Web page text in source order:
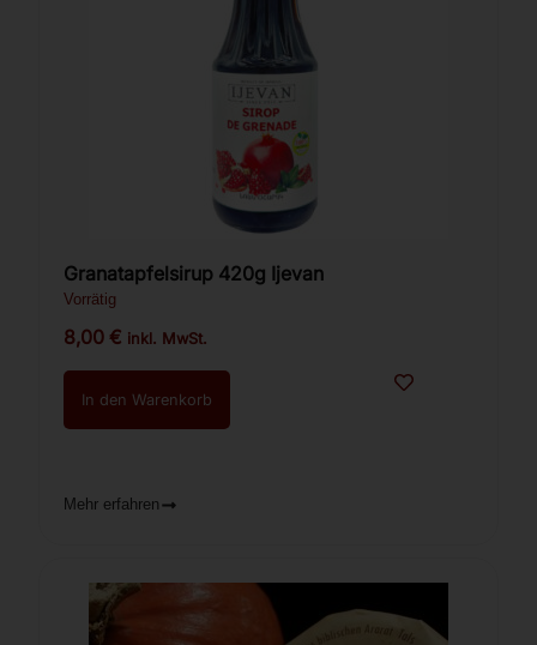
Granatapfelsirup 420g Ijevan
Vorrätig
8,00€ inkl. MwSt.
In den Warenkorb
Mehr erfahren